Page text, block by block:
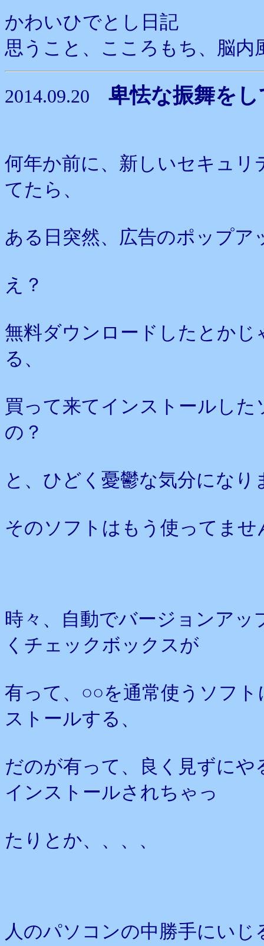
かわいひでとし日記
思うこと、こころもち、脳内
2014.09.20 卑怯な振舞を
何年か前に、新しいセキュ
てたら、
ある日突然、広告のポップア
え？
無料ダウンロードしたとか
る、
買って来てインストールし
の？
と、ひどく憂鬱な気分になり
そのソフトはもう使ってませ
時々、自動でバージョンア
くチェックボックスが
有って、○○を通常使うソフ
ストールする、
だのが有って、良く見ずに
インストールされちゃっ
たりとか、、、、
人のパソコンの中勝手にい